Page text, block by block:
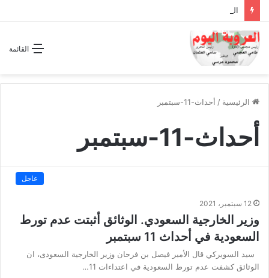
القائمة
الرئيسية / أحداث-11-سبتمبر
أحداث-11-سبتمبر
عاجل
12 سبتمبر، 2021
وزير الخارجية السعودي. الوثائق أثبتت عدم تورط
السعودية في أحداث 11 سبتمبر
سيد السويركي قال الأمير فيصل بن فرحان وزير الخارجية السعودى، ان
الوثائق كشفت عدم تورط السعودية في اعتداءات 11…